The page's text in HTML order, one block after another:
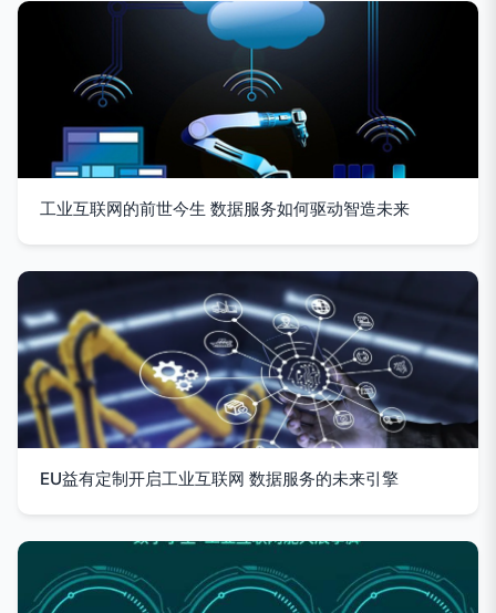
工业互联网的前世今生 数据服务如何驱动智造未来
EU益有定制开启工业互联网 数据服务的未来引擎